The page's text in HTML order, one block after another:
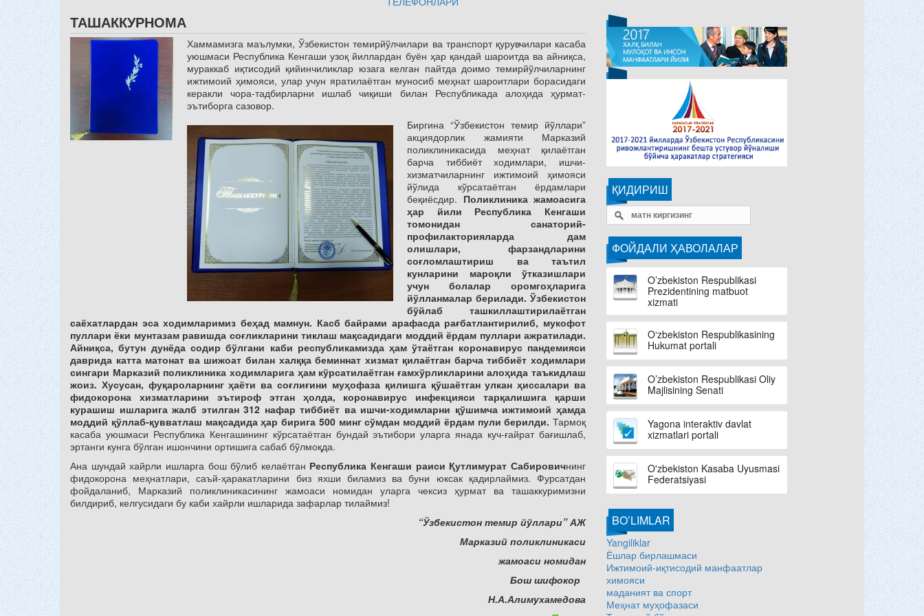
ТАШАККУРНОМА
Хаммамизга маълумки, Ўзбекистон темирйўлчилари ва транспорт қурувчилари касаба
уюшмаси Республика Кенгаши узоқ йиллардан буён ҳар қандай шароитда ва айниқса,
мураккаб иқтисодий қийинчиликлар юзага келган пайтда доимо темирйўлчиларнинг
ижтимоий ҳимояси, улар учун яратилаётган муносиб меҳнат шароитлари борасидаги
керакли чора-тадбирларни ишлаб чиқиши билан Республикада алоҳида ҳурмат-
эътиборга сазовор.
Биргина “Ўзбекистон темир йўллари”
акциядорлик жамияти Марказий
поликлиникасида меҳнат қилаётган
барча тиббиёт ходимлари, ишчи-
хизматчиларнинг ижтимоий ҳимояси
йўлида кўрсатаётган ёрдамлари
беқиёсдир. Поликлиника жамоасига
ҳар йили Республика Кенгаши
томонидан санаторий-
профилакторияларда дам
олишлари, фарзандларини
соғломлаштириш ва таътил
кунларини мароқли ўтказишлари
учун болалар оромгоҳларига
йўлланмалар берилади. Ўзбекистон
бўйлаб ташкиллаштирилаётган
саёхатлардан эса ходимларимиз беҳад мамнун. Касб байрами арафасда рағбатлантирилиб, мукофот
пуллари ёки мунтазам равишда соғликларини тиклаш мақсадидаги моддий ёрдам пуллари ажратилади.
Айниқса, бутун дунёда содир бўлгани каби республикамизда ҳам ўтаётган коронавирус пандемияси
даврида катта матонат ва шижоат билан халққа беминнат хизмат қилаётган барча тиббиёт ходимлари
сингари Марказий поликлиника ходимларига ҳам кўрсатилаётган ғамхўрликларини алоҳида таъкидлаш
жоиз. Хусусан, фуқароларнинг ҳаёти ва соғлиғини муҳофаза қилишга қўшаётган улкан ҳиссалари ва
фидокорона хизматларини эътироф этган ҳолда, коронавирус инфекцияси тарқалишига қарши
курашиш ишларига жалб этилган 312 нафар тиббиёт ва ишчи-ходимларни қўшимча ижтимоий ҳамда
моддий қўллаб-қувватлаш мақсадида ҳар бирига 500 минг сўмдан моддий ёрдам пули берилди. Тармоқ
касаба уюшмаси Республика Кенгашининг кўрсатаётган бундай эътибори уларга янада куч-ғайрат бағишлаб,
эртанги кунга бўлган ишончини ортишига сабаб бўлмоқда.
Ана шундай хайрли ишларга бош бўлиб келаётган Республика Кенгаши раиси Қутлимурат Сабировичнинг
фидокорона меҳнатлари, саъй-ҳаракатларини биз яхши биламиз ва буни юксак қадирлаймиз. Фурсатдан
фойдаланиб, Марказий поликлиникасининг жамоаси номидан уларга чексиз ҳурмат ва ташаккуримизни
билдириб, келгусидаги бу каби хайрли ишларида зафарлар тилаймиз!
“Ўзбекистон темир йўллари” АЖ
Марказий поликлиникаси
жамоаси номидан
Бош шифокор
Н.А.Алимухамедова
ҚИДИРИШ
ФОЙДАЛИ ҲАВОЛАЛАР
O’zbekiston Respublikasi
Prezidentining matbuot
xizmati
O‘zbekiston Respublikasining
Hukumat portali
O’zbekiston Respublikasi Oliy
Majlisining Senati
Yagona interaktiv davlat
xizmatlari portali
O'zbekiston Kasaba Uyusmasi
Federatsiyasi
BO’LIMLAR
Yangiliklar
Ёшлар бирлашмаси
Ижтимоий-иқтисодий манфаатлар
химояси
маданият ва спорт
Меҳнат муҳофазаси